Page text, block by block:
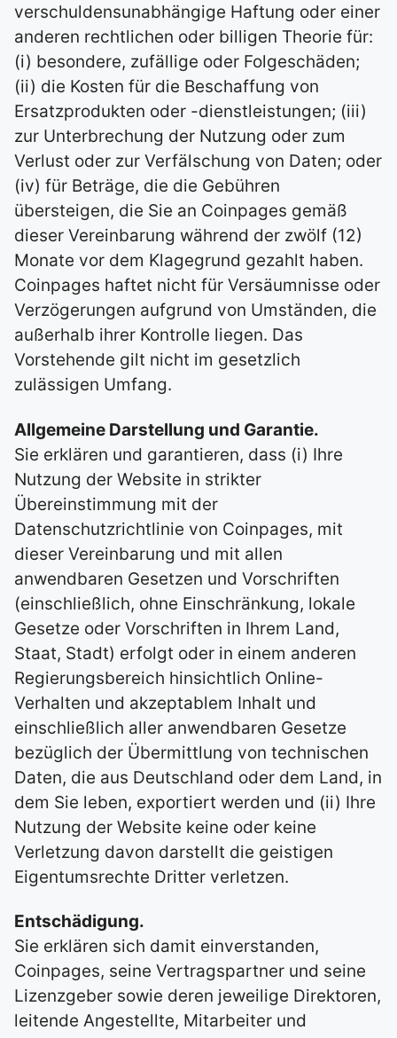
verschuldensunabhängige Haftung oder einer
anderen rechtlichen oder billigen Theorie für:
(i) besondere, zufällige oder Folgeschäden;
(ii) die Kosten für die Beschaffung von
Ersatzprodukten oder -dienstleistungen; (iii)
zur Unterbrechung der Nutzung oder zum
Verlust oder zur Verfälschung von Daten; oder
(iv) für Beträge, die die Gebühren
übersteigen, die Sie an Coinpages gemäß
dieser Vereinbarung während der zwölf (12)
Monate vor dem Klagegrund gezahlt haben.
Coinpages haftet nicht für Versäumnisse oder
Verzögerungen aufgrund von Umständen, die
außerhalb ihrer Kontrolle liegen. Das
Vorstehende gilt nicht im gesetzlich
zulässigen Umfang.
Allgemeine Darstellung und Garantie.
Sie erklären und garantieren, dass (i) Ihre
Nutzung der Website in strikter
Übereinstimmung mit der
Datenschutzrichtlinie von Coinpages, mit
dieser Vereinbarung und mit allen
anwendbaren Gesetzen und Vorschriften
(einschließlich, ohne Einschränkung, lokale
Gesetze oder Vorschriften in Ihrem Land,
Staat, Stadt) erfolgt oder in einem anderen
Regierungsbereich hinsichtlich Online-
Verhalten und akzeptablem Inhalt und
einschließlich aller anwendbaren Gesetze
bezüglich der Übermittlung von technischen
Daten, die aus Deutschland oder dem Land, in
dem Sie leben, exportiert werden und (ii) Ihre
Nutzung der Website keine oder keine
Verletzung davon darstellt die geistigen
Eigentumsrechte Dritter verletzen.
Entschädigung.
Sie erklären sich damit einverstanden,
Coinpages, seine Vertragspartner und seine
Lizenzgeber sowie deren jeweilige Direktoren,
leitende Angestellte, Mitarbeiter und